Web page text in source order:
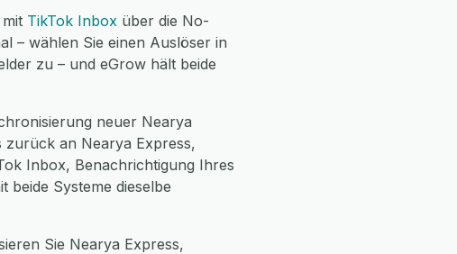
mit TikTok Inbox über die No-
– wählen Sie einen Auslöser in
zu – und eGrow hält beide
neuer Nearya
an Nearya Express,
Inbox, Benachrichtigung Ihres
beide Systeme dieselbe
Sie Nearya Express,